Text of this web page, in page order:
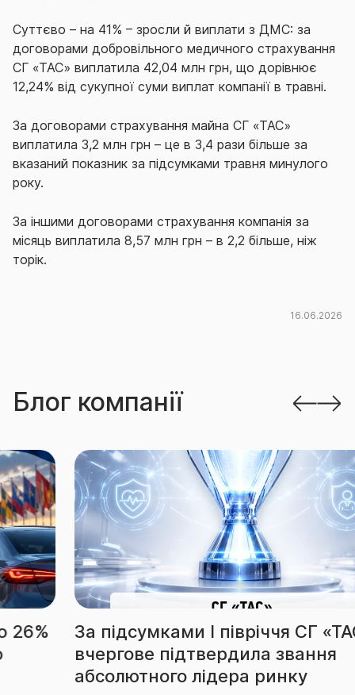
Суттєво – на 41% – зросли й виплати з ДМС: за
договорами добровільного медичного страхування
СГ «ТАС» виплатила 42,04 млн грн, що дорівнює
12,24% від сукупної суми виплат компанії в травні.
За договорами страхування майна СГ «ТАС»
виплатила 3,2 млн грн – це в 3,4 рази більше за
вказаний показник за підсумками травня минулого
року.
За іншими договорами страхування компанія за
місяць виплатила 8,57 млн грн – в 2,2 більше, ніж
торік.
16.06.2026
Блог компанії
За підсумками І півріччя СГ «ТАС»
вчергове підтвердила звання
абсолютного лідера ринку